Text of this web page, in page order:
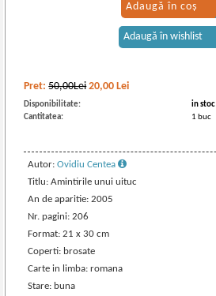
Pret:50,00Lei 20,00 Lei
Disponibilitate:
in stoc
Cantitatea:
1 buc
Autor:Ovidiu Centea
Titlu: Amintirile unui uituc
An de aparitie: 2005
Nr. pagini: 206
Format: 21 x 30 cm
Coperti: brosate
Carte in limba: romana
Stare: buna
Adaugă în coș
Adaugă în wishlist